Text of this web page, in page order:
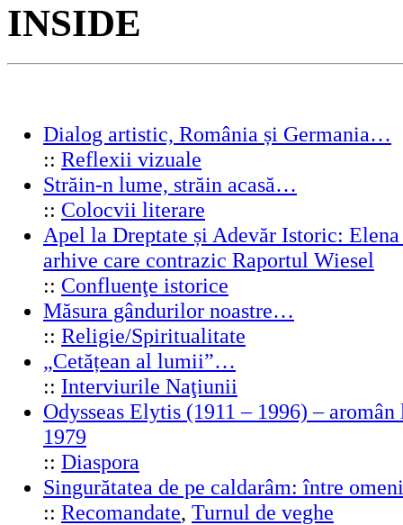
INSIDE
Dialog artistic, România și Germania…
:: Reflexii vizuale
Străin-n lume, străin acasă…
:: Colocvii literare
Apel la Dreptate și Adevăr Istoric:
arhive care contrazic Raportul Wiesel
:: Confluenţe istorice
Măsura gândurilor noastre…
:: Religie/Spiritualitate
„Cetățean al lumii”…
:: Interviurile Naţiunii
Odysseas Elytis (1911 – 1996) –
1979
:: Diaspora
Singurătatea de pe caldarâm: între
:: Recomandate, Turnul de veghe